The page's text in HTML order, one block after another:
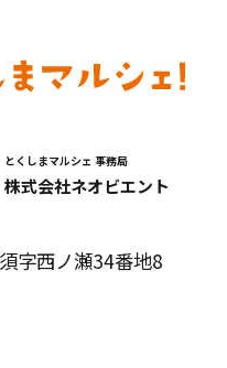
とくしまマルシェ 事務局
株式会社ネオビエント
字西ノ瀬34番地8